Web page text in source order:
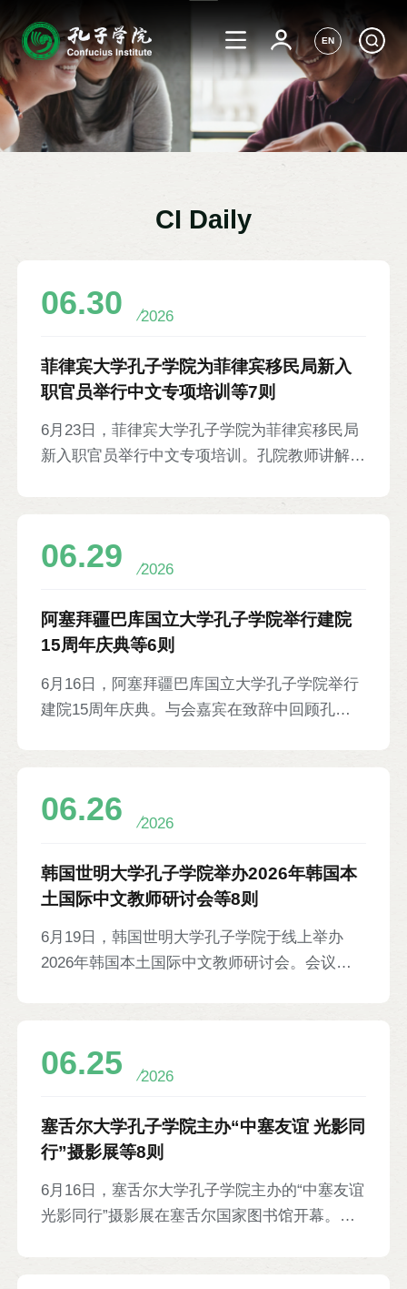
EN
CI Daily
06.30 2026
菲律宾大学孔子学院为菲律宾移民局新入
职官员举行中文专项培训等7则
6月23日，菲律宾大学孔子学院为菲律宾移民局
新入职官员举行中文专项培训。孔院教师讲解汉
入境问询、工作指令等实用中文会话内容，并组
文化体验活动。孔院菲方院长陈璐（Lourdes T-
参加培训。
06.29 2026
阿塞拜疆巴库国立大学孔子学院举行建院
15周年庆典等6则
6月16日，阿塞拜疆巴库国立大学孔子学院举行
建院15周年庆典。与会嘉宾在致辞中回顾孔院
徽大学副校长黄志祥、中企代表、当地中文爱好
理事长、秘书长赵灵山通过视频发表致辞。
06.26 2026
韩国世明大学孔子学院举办2026年韩国本
土国际中文教师研讨会等8则
6月19日，韩国世明大学孔子学院于线上举办
2026年韩国本土国际中文教师研讨会。会议聚
介绍运用AI优化中文课堂、开展分层教学的方
所孔子学院、中小学、高校及培训机构的70余
名国际中文教师参会。
06.25 2026
塞舌尔大学孔子学院主办“中塞友谊 光影同
行”摄影展等8则
6月16日，塞舌尔大学孔子学院主办的“中塞友谊
光影同行”摄影展在塞舌尔国家图书馆开幕。本